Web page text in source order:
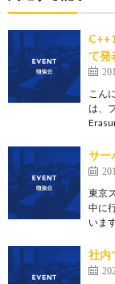
て発
こん
は、
サー
東京
中に
いま
社内